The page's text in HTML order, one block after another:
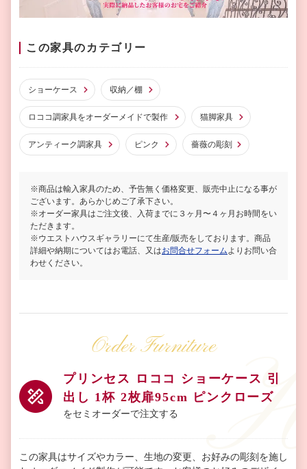
この家具のカテゴリー
ショーケース 収納／棚
ロココ調家具をオーダーメイドで製作 猫脚家具
アンティーク調家具 ピンク 薔薇の彫刻
※商品は輸入家具のため、予告無く価格変更、販売中止になる事が
ございます。あらかじめご了承下さい。
※オーダー家具はご注文後、入荷までに３ヶ月〜４ヶ月お時間をい
ただきます。
※ウエストハウスギャラリーにて生産/販売をしております。商品
詳細や納期についてはお電話、又はお問合せフォーム よりお問い合
わせください。
Order Furniture
プリンセス ロココ ショーケース 引
出し 1杯 2枚扉95cm ピンクローズ
をセミオーダーで注文する
この家具はサイズやカラー、生地の変更、お好みの彫刻を施し